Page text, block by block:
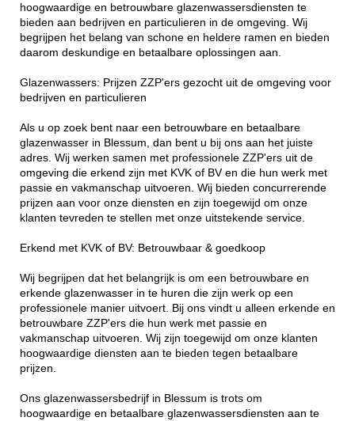
hoogwaardige en betrouwbare glazenwassersdiensten te
bieden aan bedrijven en particulieren in de omgeving. Wij
begrijpen het belang van schone en heldere ramen en bieden
daarom deskundige en betaalbare oplossingen aan.
Glazenwassers: Prijzen ZZP'ers gezocht uit de omgeving voor
bedrijven en particulieren
Als u op zoek bent naar een betrouwbare en betaalbare
glazenwasser in Blessum, dan bent u bij ons aan het juiste
adres. Wij werken samen met professionele ZZP'ers uit de
omgeving die erkend zijn met KVK of BV en die hun werk met
passie en vakmanschap uitvoeren. Wij bieden concurrerende
prijzen aan voor onze diensten en zijn toegewijd om onze
klanten tevreden te stellen met onze uitstekende service.
Erkend met KVK of BV: Betrouwbaar & goedkoop
Wij begrijpen dat het belangrijk is om een betrouwbare en
erkende glazenwasser in te huren die zijn werk op een
professionele manier uitvoert. Bij ons vindt u alleen erkende en
betrouwbare ZZP'ers die hun werk met passie en
vakmanschap uitvoeren. Wij zijn toegewijd om onze klanten
hoogwaardige diensten aan te bieden tegen betaalbare
prijzen.
Ons glazenwassersbedrijf in Blessum is trots om
hoogwaardige en betaalbare glazenwassersdiensten aan te